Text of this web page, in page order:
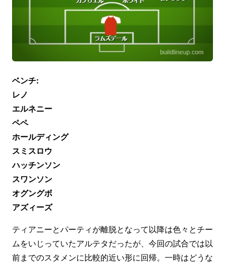
ベンチ:
レノ
エルネニー
ペペ
ホールディング
スミスロウ
ハッチンソン
スワンソン
オグングボ
アズィーズ
ティアニーとパーティが離脱となって以降は色々とチー
ムをいじっていたアルテタだったが、今回の試合では以
前までのスタメンに比較的近い形に回帰。一時はどうな